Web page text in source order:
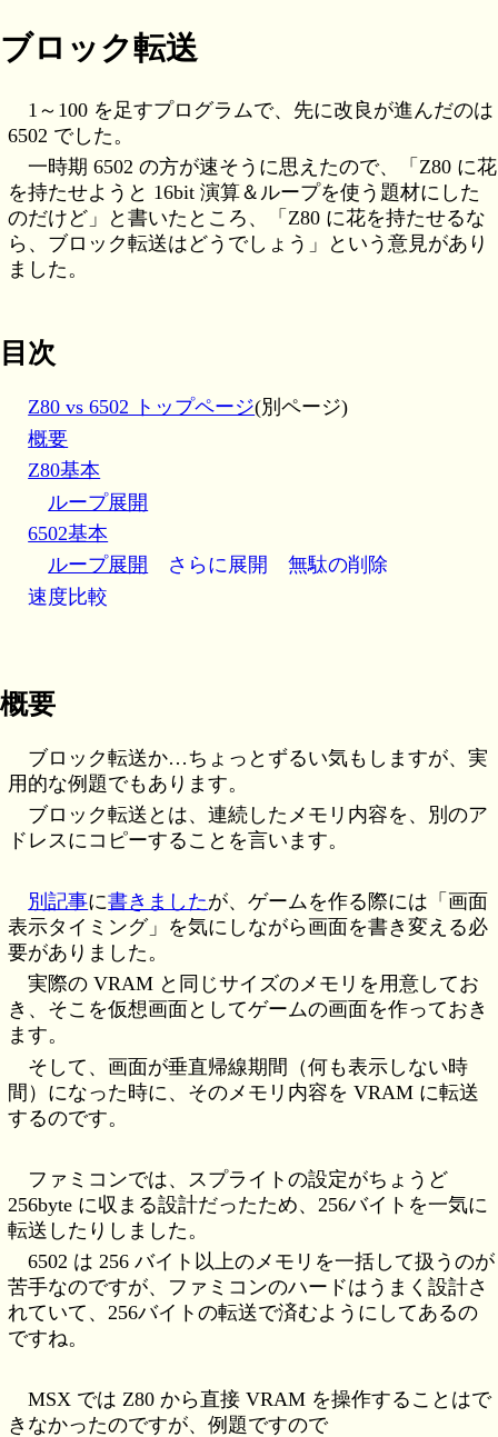
ブロック転送
1～100 を足すプログラムで、先に改良が進んだのは
6502 でした。
一時期 6502 の方が速そうに思えたので、「Z80 に花
を持たせようと 16bit 演算＆ループを使う題材にした
のだけど」と書いたところ、「Z80 に花を持たせるな
ら、ブロック転送はどうでしょう」という意見があり
ました。
目次
Z80 vs 6502 トップページ(別ページ)
概要
Z80基本
ループ展開
6502基本
ループ展開
さらに展開
無駄の削除
速度比較
概要
ブロック転送か…ちょっとずるい気もしますが、実
用的な例題でもあります。
ブロック転送とは、連続したメモリ内容を、別のア
ドレスにコピーすることを言います。
別記事に書きましたが、ゲームを作る際には「画面
表示タイミング」を気にしながら画面を書き変える必
要がありました。
実際の VRAM と同じサイズのメモリを用意してお
き、そこを仮想画面としてゲームの画面を作っておき
ます。
そして、画面が垂直帰線期間（何も表示しない時
間）になった時に、そのメモリ内容を VRAM に転送
するのです。
ファミコンでは、スプライトの設定がちょうど
256byte に収まる設計だったため、256バイトを一気に
転送したりしました。
6502 は 256 バイト以上のメモリを一括して扱うのが
苦手なのですが、ファミコンのハードはうまく設計さ
れていて、256バイトの転送で済むようにしてあるの
ですね。
MSX では Z80 から直接 VRAM を操作することはで
きなかったのですが、例題ですので